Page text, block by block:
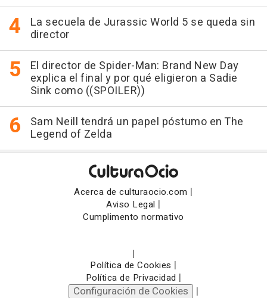
La secuela de Jurassic World 5 se queda sin
director
El director de Spider-Man: Brand New Day
explica el final y por qué eligieron a Sadie
Sink como ((SPOILER))
Sam Neill tendrá un papel póstumo en The
Legend of Zelda
Acerca de culturaocio.com |
Aviso Legal |
Cumplimento normativo
|
Política de Cookies |
Política de Privacidad |
Configuración de Cookies |